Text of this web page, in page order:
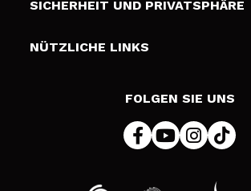
Geschenkkarten
Zahlung
SICHERHEIT UND PRIVATSPHÄRE
Bedingungen und Datenschutz
NÜTZLICHE LINKS
FOLGEN SIE UNS